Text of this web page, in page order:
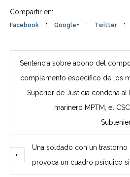
Compartir en:
Facebook Google+ Twitter
Sentencia sobre abono del
complemento específico de los
Superior de Justicia condena al
marinero MPTM, el
Una soldado con un trastorno
provoca un cuadro psíquico